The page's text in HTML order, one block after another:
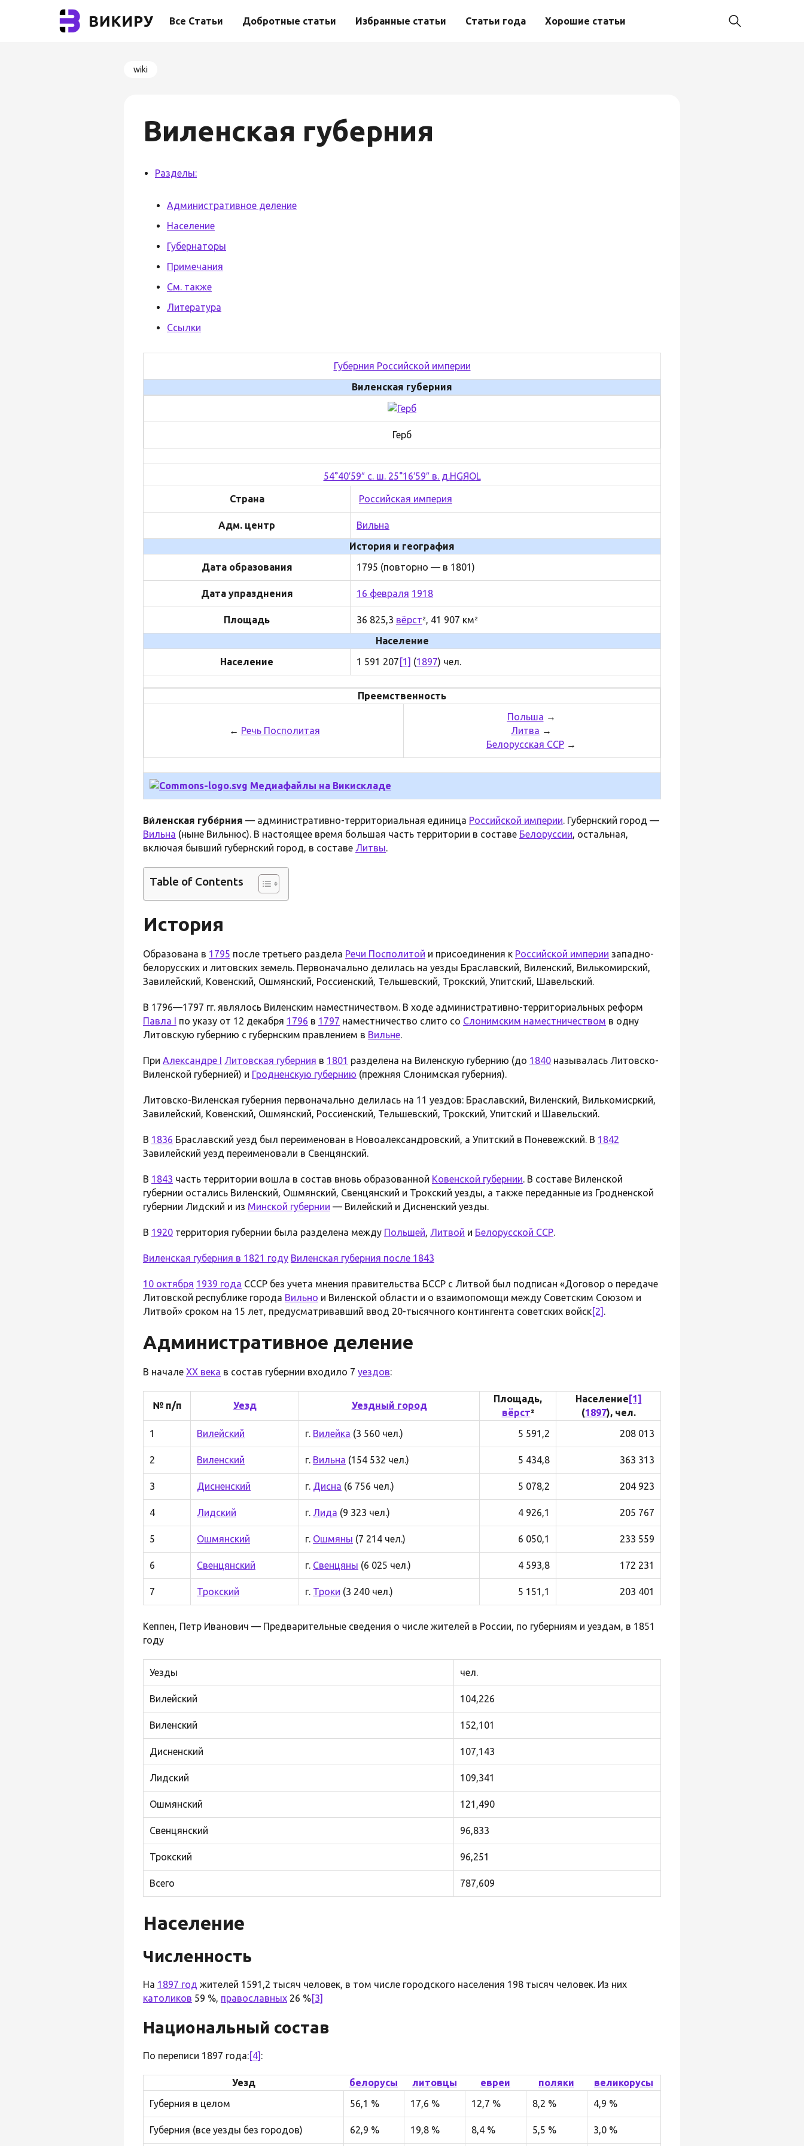
Все Статьи Добротные статьи Избранные статьи Статьи года Хорошие статьи
wiki
Виленская губерния
Разделы:
Административное деление
Население
Губернаторы
Примечания
См. также
Литература
Ссылки
Губерния Российской империи
Виленская губерния
Герб
54°40′59″ с. ш. 25°16′59″ в. д.HGЯOL
Страна Российская империя
Адм. центр
Вильна
История и география
Дата образования
1795 (повторно — в 1801)
Дата упразднения 16 февраля 1918
Площадь 36 825,3 вёрст², 41 907 км²
Население
Население
1 591 207 [1] (1897) чел.
Преемственность
← Речь Посполитая
Польша →
Литва →
Белорусская ССР →
Медиафайлы на Викискладе
Ви́ленская губе́рния — административно-территориальная единица Российской империи. Губернский город —
Вильна (ныне Вильнюс). В настоящее время большая часть территории в составе Белоруссии, остальная,
включая бывший губернский город, в составе Литвы.
Table of Contents
История
Образована в 1795 после третьего раздела Речи Посполитой и присоединения к Российской империи западно-
белорусских и литовских земель. Первоначально делилась на уезды Браславский, Виленский, Вилькомирский,
Завилейский, Ковенский, Ошмянский, Россиенский, Тельшевский, Трокский, Упитский, Шавельский.
В 1796—1797 гг. являлось Виленским наместничеством. В ходе административно-территориальных реформ
Павла I по указу от 12 декабря 1796 в 1797 наместничество слито со Слонимским наместничеством в одну
Литовскую губернию с губернским правлением в Вильне.
При Александре I Литовская губерния в 1801 разделена на Виленскую губернию (до 1840 называлась Литовско-
Виленской губернией) и Гродненскую губернию (прежняя Слонимская губерния).
Литовско-Виленская губерния первоначально делилась на 11 уездов: Браславский, Виленский, Вилькомисркий,
Завилейский, Ковенский, Ошмянский, Россиенский, Тельшевский, Трокский, Упитский и Шавельский.
В 1836 Браславский уезд был переименован в Новоалександровский, а Упитский в Поневежский. В 1842
Завилейский уезд переименовали в Свенцянский.
В 1843 часть территории вошла в состав вновь образованной Ковенской губернии. В составе Виленской
губернии остались Виленский, Ошмянский, Свенцянский и Трокский уезды, а также переданные из Гродненской
губернии Лидский и из Минской губернии — Вилейский и Дисненский уезды.
В 1920 территория губернии была разделена между Польшей, Литвой и Белорусской ССР.
Виленская губерния в 1821 году Виленская губерния после 1843
10 октября 1939 года СССР без учета мнения правительства БССР с Литвой был подписан «Договор о передаче
Литовской республике города Вильно и Виленской области и о взаимопомощи между Советским Союзом и
Литвой» сроком на 15 лет, предусматривавший ввод 20-тысячного контингента советских войск[2] .
Административное деление
В начале XX века в состав губернии входило 7 уездов:
№ п/п Уезд Уездный город
Площадь,
вёрст²
Население [1]
(1897), чел.
1
Вилейский г. Вилейка (3 560 чел.) 5 591,2 208 013
2 Виленский г. Вильна (154 532 чел.) 5 434,8 363 313
3 Дисненский г. Дисна (6 756 чел.) 5 078,2 204 923
4 Лидский г. Лида (9 323 чел.) 4 926,1 205 767
5 Ошмянский г. Ошмяны (7 214 чел.) 6 050,1 233 559
6 Свенцянский г. Свенцяны (6 025 чел.) 4 593,8 172 231
7 Трокский г. Троки (3 240 чел.) 5 151,1 203 401
Кеппен, Петр Иванович — Предварительные сведения о числе жителей в России, по губерниям и уездам, в 1851
году
Уезды чел.
Вилейский 104,226
Виленский 152,101
Дисненский 107,143
Лидский 109,341
Ошмянский 121,490
Свенцянский 96,833
Трокский 96,251
Всего 787,609
Население
Численность
На 1897 год жителей 1591,2 тысяч человек, в том числе городского населения 198 тысяч человек. Из них
католиков 59 %, православных 26 %[3]
Национальный состав
По переписи 1897 года:[4] :
Уезд белорусы литовцы евреи поляки
великорусы
Губерния в целом
56,1 % 17,6 % 12,7 % 8,2 % 4,9 %
Губерния (все уезды без городов) 62,9 % 19,8 % 8,4 % 5,5 % 3,0 %